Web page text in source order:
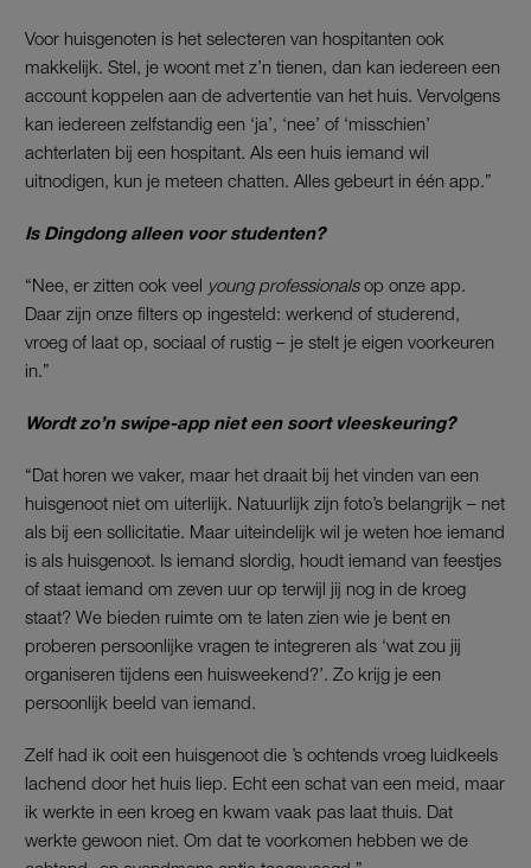
Voor huisgenoten is het selecteren van hospitanten ook
makkelijk. Stel, je woont met z’n tienen, dan kan iedereen een
account koppelen aan de advertentie van het huis. Vervolgens
kan iedereen zelfstandig een ‘ja’, ‘nee’ of ‘misschien’
achterlaten bij een hospitant. Als een huis iemand wil
uitnodigen, kun je meteen chatten. Alles gebeurt in één app.”
Is Dingdong alleen voor studenten?
“Nee, er zitten ook veel young professionalsop onze app.
Daar zijn onze filters op ingesteld: werkend of studerend,
vroeg of laat op, sociaal of rustig – je stelt je eigen voorkeuren
in.”
Wordt zo’n swipe-app niet een soort vleeskeuring?
“Dat horen we vaker, maar het draait bij het vinden van een
huisgenoot niet om uiterlijk. Natuurlijk zijn foto’s belangrijk – net
als bij een sollicitatie. Maar uiteindelijk wil je weten hoe iemand
is als huisgenoot. Is iemand slordig, houdt iemand van feestjes
of staat iemand om zeven uur op terwijl jij nog in de kroeg
staat? We bieden ruimte om te laten zien wie je bent en
proberen persoonlijke vragen te integreren als ‘wat zou jij
organiseren tijdens een huisweekend?’. Zo krijg je een
persoonlijk beeld van iemand.
Zelf had ik ooit een huisgenoot die ’s ochtends vroeg luidkeels
lachend door het huis liep. Echt een schat van een meid, maar
ik werkte in een kroeg en kwam vaak pas laat thuis. Dat
werkte gewoon niet. Om dat te voorkomen hebben we de